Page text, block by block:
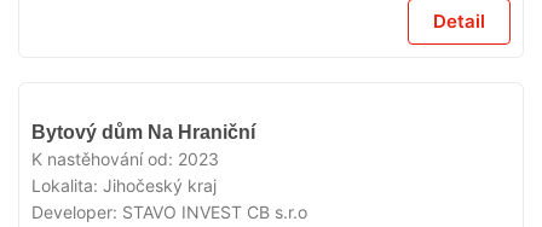
Detail
Bytový dům Na Hraniční
K nastěhování od: 2023
Lokalita: Jihočeský kraj
Developer: STAVO INVEST CB s.r.o